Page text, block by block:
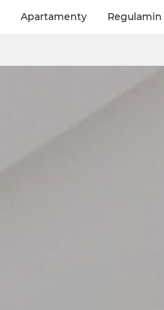
Apartamenty Regulamin